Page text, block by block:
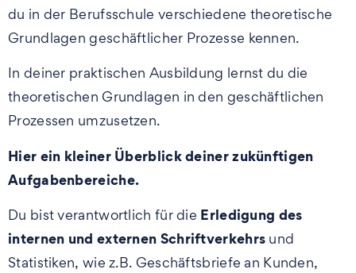
du in der Berufsschule verschiedene theoretische
Grundlagen geschäftlicher Prozesse kennen.
In deiner praktischen Ausbildung lernst du die
theoretischen Grundlagen in den geschäftlichen
Prozessen umzusetzen.
Hier ein kleiner Überblick deiner zukünftigen
Aufgabenbereiche.
Du bist verantwortlich für die Erledigung des
internen und externen Schriftverkehrs und
Statistiken, wie z.B. Geschäftsbriefe an Kunden,